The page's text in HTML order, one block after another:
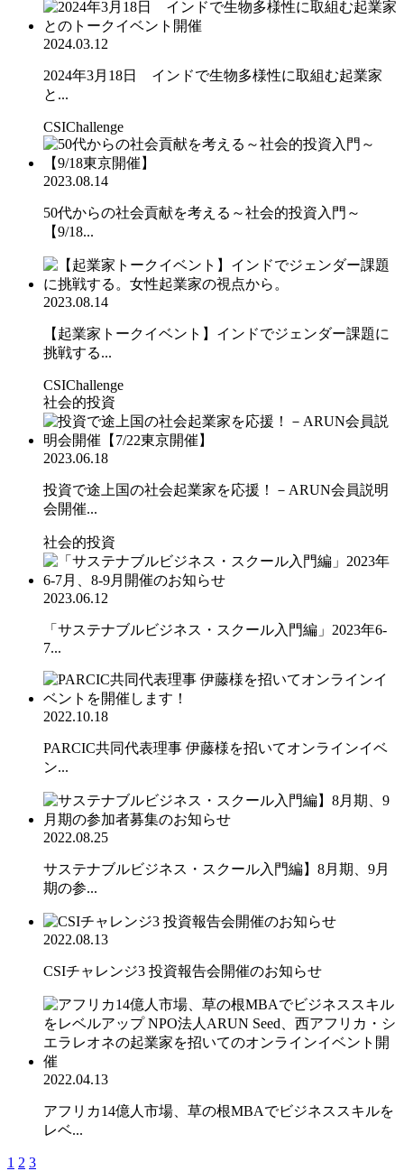
2024.03.12
2024年3月18日 インドで生物多様性に取組む起業家
と...
CSIChallenge
2023.08.14
50代からの社会貢献を考える～社会的投資入門～
【9/18...
2023.08.14
【起業家トークイベント】インドでジェンダー課題に
挑戦する...
CSIChallenge
社会的投資
2023.06.18
投資で途上国の社会起業家を応援！－ARUN会員説明
会開催...
社会的投資
2023.06.12
「サステナブルビジネス・スクール入門編」2023年6-
7...
2022.10.18
PARCIC共同代表理事 伊藤様を招いてオンラインイベ
ン...
2022.08.25
サステナブルビジネス・スクール入門編】8月期、9月
期の参...
2022.08.13
CSIチャレンジ3 投資報告会開催のお知らせ
2022.04.13
アフリカ14億人市場、草の根MBAでビジネススキルを
レベ...
1 2 3